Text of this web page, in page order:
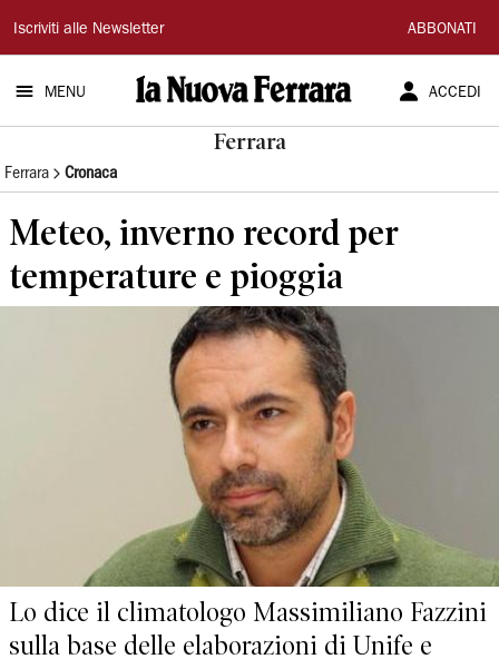
La
Nuova
Ferrara
Iscriviti alle Newsletter ABBONATI
MENU ACCEDI
Ferrara
Ferrara Cronaca
Meteo, inverno record per
temperature e pioggia
Lo dice il climatologo Massimiliano Fazzini
sulla base delle elaborazioni di Unife e